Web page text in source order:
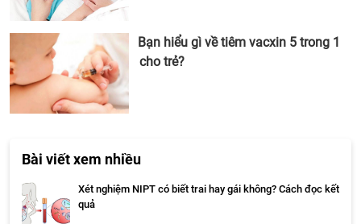
Bạn hiểu gì về tiêm vacxin 5 trong 1
cho trẻ?
Bài viết xem nhiều
Xét nghiệm NIPT có biết trai hay gái không? Cách đọc kết
quả